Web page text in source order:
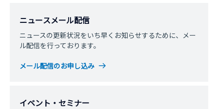
ニュースメール配信
ニュースの更新状況をいち早くお知らせするために、メー
ル配信を行っております。
メール配信のお申し込み
イベント・セミナー